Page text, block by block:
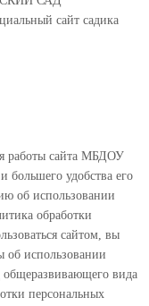
сайт садика
работы сайта МБДОУ
удобства его
об использовании
обработки
сайтом, вы
об использовании
вида
персональных